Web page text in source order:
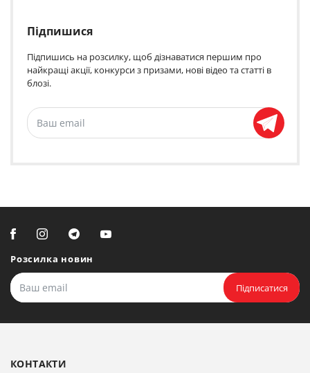
Підпишися
Підпишись на розсилку, щоб дізнаватися першим про
найкращі акції, конкурси з призами, нові відео та статті в
блозі.
Розсилка новин
Підписатися
КОНТАКТИ